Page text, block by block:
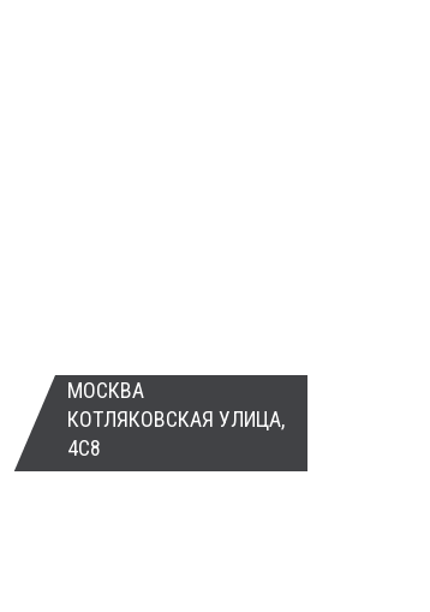
МОСКВА
КОТЛЯКОВСКАЯ УЛИЦА,
4С8